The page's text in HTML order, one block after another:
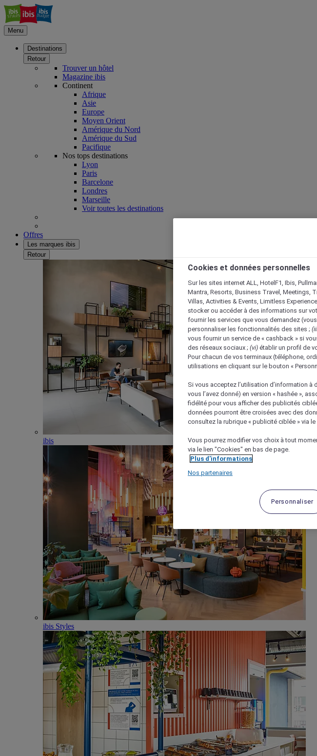
Menu
Destinations
Retour
Trouver un hôtel
Magazine ibis
Continent
Afrique
Asie
Europe
Moyen Orient
Amérique du Nord
Amérique du Sud
Pacifique
Nos tops destinations
Lyon
Paris
Barcelone
Londres
Marseille
Voir toutes les destinations
Offres
Les marques ibis
Retour
ibis
ibis Styles
Cookies et données personnelles
Sur les sites internet ALL, HotelF1, Ibis,
Mantra, Resorts, Business Travel, Meetings,
Villas, Activities & Events, Limitless
stocker ou accéder à des informations sur
fournir les services que vous demandez
personnaliser les fonctionnalités des sites ;
vous fournir un service de « cashback » si
des réseaux sociaux ; (vi) établir un profil de
Pour chacun de vos terminaux (téléphone,
utilisations en cliquant sur le bouton «
Si vous acceptez l’utilisation d’information
vous l’avez donné) en version « hashée »,
fidélité pour vous afficher des publicités
données pourront être croisées avec des
consultez la rubrique « publicité ciblée » via
Vous pourrez modifier vos choix à tout
via le lien "Cookies" en bas de page.
Plus d'informations
Nos partenaires
Personnaliser